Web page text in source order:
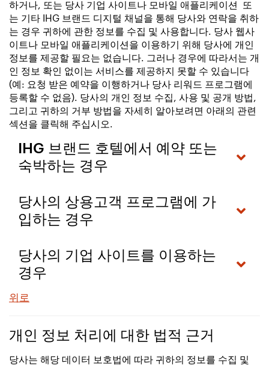
하거나, 또는 당사 기업 사이트나 모바일 애플리케이션 또
는 기타 IHG 브랜드 디지털 채널을 통해 당사와 연락을 취하
는 경우 귀하에 관한 정보를 수집 및 사용합니다. 당사 웹사
이트나 모바일 애플리케이션을 이용하기 위해 당사에 개인
정보를 제공할 필요는 없습니다. 그러나 경우에 따라서는 개
인 정보 확인 없이는 서비스를 제공하지 못할 수 있습니다
(예: 요청 받은 예약을 이행하거나 당사 리워드 프로그램에
등록할 수 없음). 당사의 개인 정보 수집, 사용 및 공개 방법,
그리고 귀하의 거부 방법을 자세히 알아보려면 아래의 관련
섹션을 클릭해 주십시오.
IHG 브랜드 호텔에서 예약 또는
숙박하는 경우
당사의 상용고객 프로그램에 가
입하는 경우
당사의 기업 사이트를 이용하는
경우
위로
개인 정보 처리에 대한 법적 근거
당사는 해당 데이터 보호법에 따라 귀하의 정보를 수집 및